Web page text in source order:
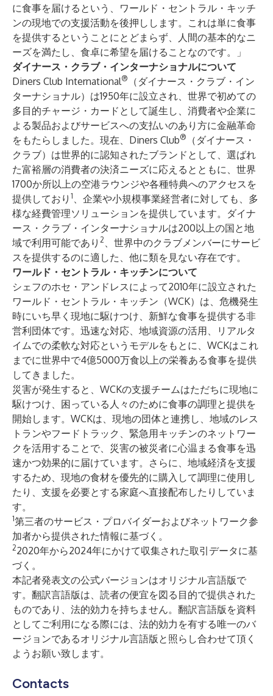
に食事を届けるという、ワールド・セントラル・キッチ
ンの現地での支援活動を後押しします。これは単に食事
を提供するということにとどまらず、人間の基本的なニ
ーズを満たし、食卓に希望を届けることなのです。」
ダイナース・クラブ・インターナショナルについて
Diners Club International®
（ダイナース・クラブ・イン
ターナショナル）は1950年に設立され、世界で初めての
多目的チャージ・カードとして誕生し、消費者や企業に
よる製品およびサービスへの支払いのあり方に金融革命
をもたらしました。現在、Diners Club®
（ダイナース・
クラブ）は世界的に認知されたブランドとして、選ばれ
た富裕層の消費者の決済ニーズに応えるとともに、世界
1700か所以上の空港ラウンジや各種特典へのアクセスを
提供しており 1 、企業や小規模事業経営者に対しても、多
様な経費管理ソリューションを提供しています。ダイナ
ース・クラブ・インターナショナルは200以上の国と地
域で利用可能であり 2 、世界中のクラブメンバーにサービ
スを提供するのに適した、他に類を見ない存在です。
ワールド・セントラル・キッチンについて
シェフのホセ・アンドレスによって2010年に設立された
ワールド・セントラル・キッチン（WCK）は、危機発生
時にいち早く現地に駆けつけ、新鮮な食事を提供する非
営利団体です。迅速な対応、地域資源の活用、リアルタ
イムでの柔軟な対応というモデルをもとに、WCKはこれ
までに世界中で4億5000万食以上の栄養ある食事を提供
してきました。
災害が発生すると、WCKの支援チームはただちに現地に
駆けつけ、困っている人々のために食事の調理と提供を
開始します。WCKは、現地の団体と連携し、地域のレス
トランやフードトラック、緊急用キッチンのネットワー
クを活用することで、災害の被災者に心温まる食事を迅
速かつ効果的に届けています。さらに、地域経済を支援
するため、現地の食材を優先的に購入して調理に使用し
たり、支援を必要とする家庭へ直接配布したりしていま
す。
1第三者のサービス・プロバイダーおよびネットワーク参
加者から提供された情報に基づく。
22020年から2024年にかけて収集された取引データに基
づく。
本記者発表文の公式バージョンはオリジナル言語版で
す。翻訳言語版は、読者の便宜を図る目的で提供された
ものであり、法的効力を持ちません。翻訳言語版を資料
としてご利用になる際には、法的効力を有する唯一のバ
ージョンであるオリジナル言語版と照らし合わせて頂く
ようお願い致します。
Contacts